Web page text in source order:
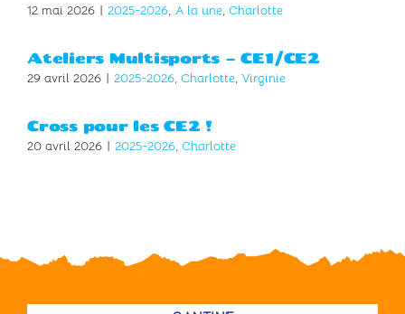
12 mai 2026 | 2025-2026, A la une, Charlotte
Ateliers Multisports – CE1/CE2
29 avril 2026 | 2025-2026, Charlotte, Virginie
Cross pour les CE2 !
20 avril 2026 | 2025-2026, Charlotte